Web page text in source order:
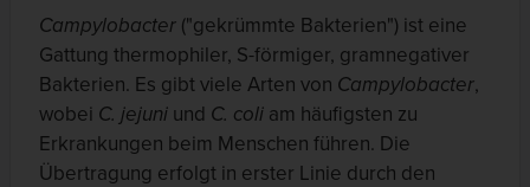
Campylobacter ("gekrümmte Bakterien") ist eine
Gattung thermophiler, S-förmiger, gramnegativer
Bakterien. Es gibt viele Arten von Campylobacter,
wobei C. jejuni und C. coli am häufigsten zu
Erkrankungen beim Menschen führen. Die
Übertragung erfolgt in erster Linie durch den